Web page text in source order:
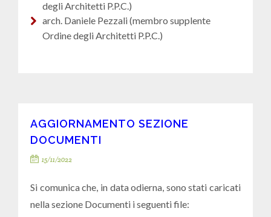
degli Architetti P.P.C.)
arch. Daniele Pezzali (membro supplente
Ordine degli Architetti P.P.C.)
AGGIORNAMENTO SEZIONE
DOCUMENTI
15/11/2022
Si comunica che, in data odierna, sono stati caricati
nella sezione Documenti i seguenti file: